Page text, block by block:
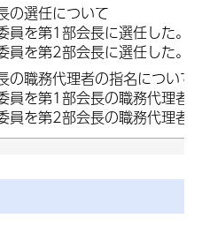
の選任について
員を第1部会長に選任した。
員を第2部会長に選任した。
の職務代理者の指名について
員を第1部会長の職務代理者
員を第2部会長の職務代理者